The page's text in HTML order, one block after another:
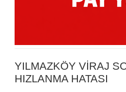
YILMAZKÖY VİRAJ
HIZLANMA HATASI